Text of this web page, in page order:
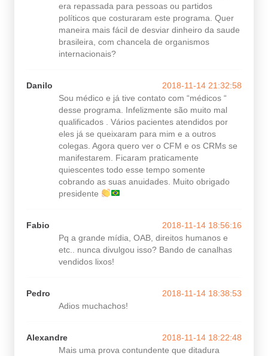
era repassada para pessoas ou partidos
políticos que costuraram este programa. Quer
maneira mais fácil de desviar dinheiro da saude
brasileira, com chancela de organismos
internacionais?
Danilo
2018-11-14 21:32:58
Sou médico e já tive contato com “médicos “
desse programa. Infelizmente são muito mal
qualificados . Vários pacientes atendidos por
eles já se queixaram para mim e a outros
colegas. Agora quero ver o CFM e os CRMs se
manifestarem. Ficaram praticamente
quiescentes todo esse tempo somente
cobrando as suas anuidades. Muito obrigado
presidente
Fabio
2018-11-14 18:56:16
Pq a grande mídia, OAB, direitos humanos e
etc.. nunca divulgou isso? Bando de canalhas
vendidos lixos!
Pedro
2018-11-14 18:38:53
Adios muchachos!
Alexandre
2018-11-14 18:22:48
Mais uma prova contundente que ditadura